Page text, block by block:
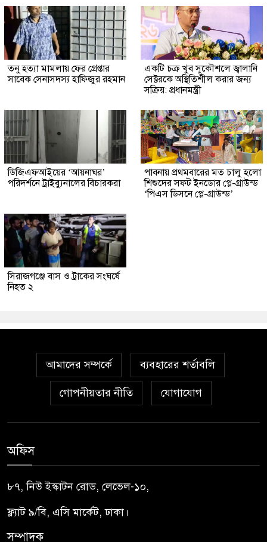
তনু হত্যা মামলায় ফের গ্রেপ্তার
সাবেক সেনাসদস্য হাফিজুর রহমান
একটি চক্র খুব সুকৌশলে জ্বালানি
সেক্টরকে অস্থিতিশীল করার জন্য
সক্রিয়: প্রধানমন্ত্রী
ডিজিএফআইয়ের ‘আয়নাঘর’
পরিদর্শনে ট্রাইব্যুনালের বিচারকরা
পাবনায় প্রথমবারের মত চালু হলো
শিশুদের সফট ইনডোর প্লে-গ্রাউন্ড
‘পিএস ডিসনে প্লে-গ্রাউন্ড’
সিরাজগঞ্জে বাস ও ট্রাকের সংঘর্ষে
নিহত ২
আমাদের সম্পর্কে ব্যবহারের শর্তাবলি
গোপনীয়তার নীতি যোগাযোগ
অফিস
৮৭, নিউ ইস্কাটন রোড, লেভেল-১০,
ফ্ল্যাট ৯/বি, এসি মার্কেট, ঢাকা।
সম্পাদক